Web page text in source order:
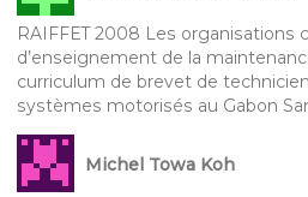
RAIFFET 2008 Les organisations
d’enseignement de la
curriculum de brevet de
systèmes motorisés au Gabon
Michel Towa Koh